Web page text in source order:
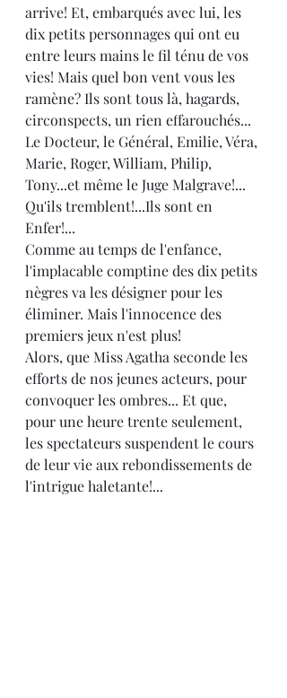
arrive! Et, embarqués avec lui, les
dix petits personnages qui ont eu
entre leurs mains le fil ténu de vos
vies! Mais quel bon vent vous les
ramène? Ils sont tous là, hagards,
circonspects, un rien effarouchés...
Le Docteur, le Général, Emilie, Véra,
Marie, Roger, William, Philip,
Tony...et même le Juge Malgrave!...
Qu'ils tremblent!...Ils sont en
Enfer!...
Comme au temps de l'enfance,
l'implacable comptine des dix petits
nègres va les désigner pour les
éliminer. Mais l'innocence des
premiers jeux n'est plus!
Alors, que Miss Agatha seconde les
efforts de nos jeunes acteurs, pour
convoquer les ombres... Et que,
pour une heure trente seulement,
les spectateurs suspendent le cours
de leur vie aux rebondissements de
l'intrigue haletante!...